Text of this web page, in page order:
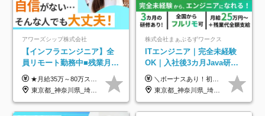
アワーズシップ株式会社
【インフラエンジニア】全
員リモート勤務中■残業月
3h■最大3ヶ月の連休あり■
年休126日■20～30代活躍
中！
★月給35万～80万スタートも可 【未経験の方】 ■月給26万～80万＋賞与年2回（年2ヶ月分） 【何かしらのインフラエンジニア経験をお持ちの方】 ■月給35万～80万＋賞与年2回（年2ヶ月分） ※スキル・経験などを考慮し決定します ※試用期間6ヶ月あり。期間中は契約社員となります。その他の待遇に差異はありません（試用期間終了後、昇給の可能性あり） ※上記金額には固定残業代（月30時間分／4万9600円～15万2600円）を含みます。超過分は別途支給いたします。 ＼頑張りはインセンティブで還元！／ クライアントに貢献度を評価され、当社のエンジニアが追加で案件に参画することになるなど、会社にとって利益になる行動はしっかり評価します。 会社の成長に貢献できていることを実感でき、「もっと頑張ろう」と思える体制づくりを整えています！
東京都_神奈川県_埼玉県_千葉県_大阪府
株式会社まぁぶるずワークス
ITエンジニア｜完全未経験
OK｜入社後3カ月Java研修
｜リモート率8割以上｜充実
のキャリア支援｜残業月10h
＼ボーナスあり！初年度から年収300万円以上／ ■月給25万円～35万円＋残業代全額支給＋各種手当＋賞与年1回 ◎経験・年齢・スキルなどを考慮し、できるだけ優遇します ◎試用期間中(3カ月)は契約社員で、月給21万円＋諸手当になります。 (試用期間中は残業が発生しません。その他の待遇に変更はありません) ----------------- ＼3つの評価軸！実力次第で早期収入アップ！／ 【1】スキル(IT理解、実装力、設計) 【2】実務力(現場評価、コミュ力、品質) 【3】姿勢(自走力、意欲、責任感) この3つの評価軸で、3カ月ごとに評価。社内グレードにより、給与が決まる明確な仕組みです。何ができれば給与が上がるのか分かりやすく、実力や努力次第で早期に収入を増やせます！ 【固定残業代について】 なし（残業代は、実際の労働時間に応じて別途全額支給）
東京都_神奈川県_埼玉県_千葉県_大阪府_愛知県_北海道_青森県_岩手県_宮城県_秋田県_山形県_福島県_茨城県_栃木県_群馬県_新潟県_山梨県_長野県_富山県_石川県_福井県_静岡県_岐阜県_三重県_兵庫県_京都府_滋賀県_奈良県_和歌山県_広島県_岡山県_鳥取県_島根県_山口県_徳島県_香川県_愛媛県_高知県_福岡県_熊本県_佐賀県_長崎県_大分県_宮崎県_鹿児島県_沖縄県